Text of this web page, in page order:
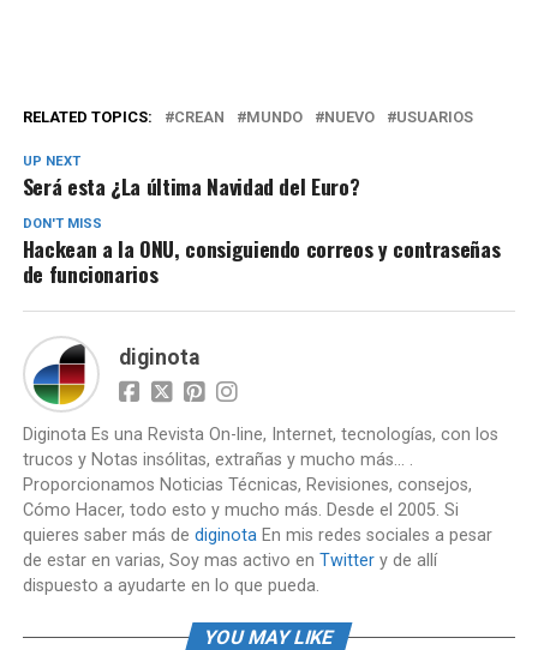
RELATED TOPICS: CREAN MUNDO NUEVO USUARIOS
UP NEXT
Será esta ¿La última Navidad del Euro?
DON'T MISS
Hackean a la ONU, consiguiendo correos y contraseñas
de funcionarios
diginota
Diginota Es una Revista On-line, Internet, tecnologías, con los
trucos y Notas insólitas, extrañas y mucho más... .
Proporcionamos Noticias Técnicas, Revisiones, consejos,
Cómo Hacer, todo esto y mucho más. Desde el 2005. Si
quieres saber más de diginotaEn mis redes sociales a pesar
de estar en varias, Soy mas activo en Twittery de allí
dispuesto a ayudarte en lo que pueda.
YOU MAY LIKE